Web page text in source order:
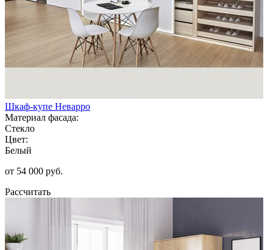
Шкаф-купе Неварро
Материал фасада:
Стекло
Цвет:
Белый
от 54 000 руб.
Рассчитать